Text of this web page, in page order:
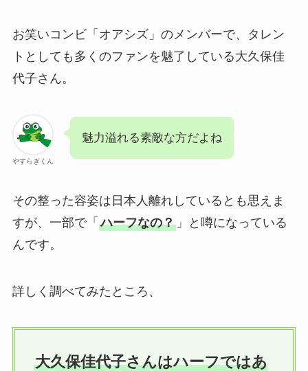
お笑いコンビ「オアシズ」のメンバーで、タレン
トとしても多くのファンを魅了している大久保佳
代子さん。
やすらぎくん
魅力溢れる素敵な方だよね
その整った容姿は日本人離れしているとも思えま
すが、一部で「 ハーフなの？」と噂になっている
んです。
詳しく調べてみたところ、
大久保佳代子さんはハーフではあ